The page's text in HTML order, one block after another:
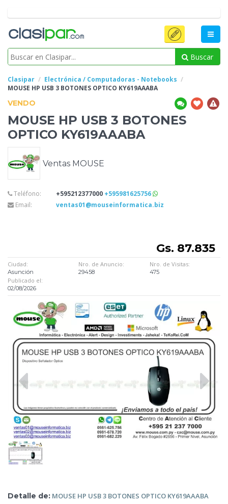
Buscar
Clasipar
Electrónica / Computadoras - Notebooks
MOUSE HP USB 3 BOTONES OPTICO KY619AAABA
VENDO
MOUSE HP USB 3 BOTONES
OPTICO KY619AAABA
Ventas MOUSE
Teléfono: +595212377000 +595981625756
Email:
ventas01@mouseinformatica.biz
Gs. 87.835
Ciudad:
Asunción
Nro. de Anuncio:
29458
Nro. de Visitas:
475
Publicado el:
02/08/2026
Detalle de: MOUSE HP USB 3 BOTONES OPTICO KY619AAABA